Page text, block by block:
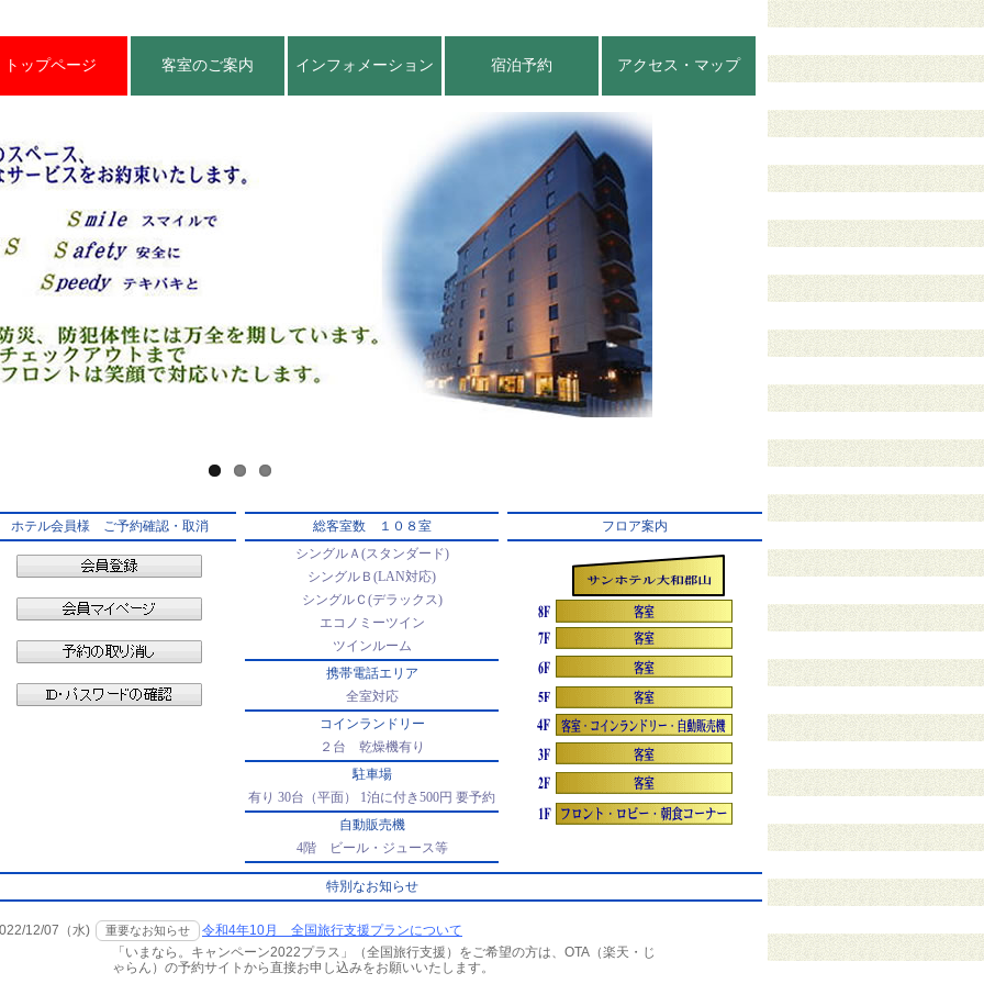
トップページ 客室のご案内 インフォメーション 宿泊予約 アクセス・マップ
ホテル会員様 ご予約確認・取消
総客室数 １０８室
シングルＡ(スタンダード)
シングルＢ(LAN対応)
シングルＣ(デラックス)
エコノミーツイン
ツインルーム
携帯電話エリア
全室対応
コインランドリー
２台 乾燥機有り
駐車場
有り 30台（平面） 1泊に付き500円 要予約
自動販売機
4階 ビール・ジュース等
フロア案内
特別なお知らせ
12/07（水) 重要なお知らせ
令和4年10月 全国旅行支援プランについて
「いまなら。キャンペーン2022プラス」（全国旅行支援）をご希望の方は、OTA（楽天・じ
ゃらん）の予約サイトから直接お申し込みをお願いいたします。